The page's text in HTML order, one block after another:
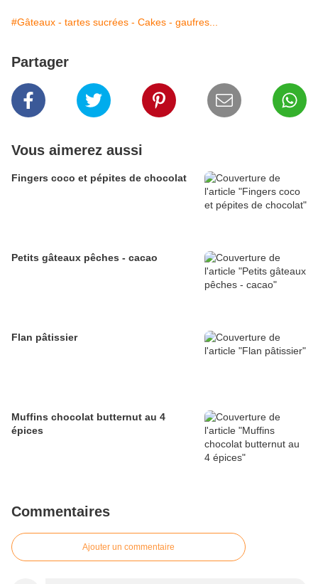
#Gâteaux - tartes sucrées - Cakes - gaufres...
Partager
Vous aimerez aussi
Fingers coco et pépites de chocolat
Petits gâteaux pêches - cacao
Flan pâtissier
Muffins chocolat butternut au 4
épices
Commentaires
Ajouter un commentaire